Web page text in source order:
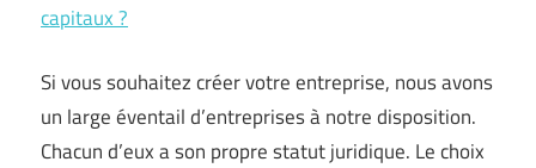
capitaux ?
Si vous souhaitez créer votre entreprise, nous avons
un large éventail d’entreprises à notre disposition.
Chacun d’eux a son propre statut juridique. Le choix